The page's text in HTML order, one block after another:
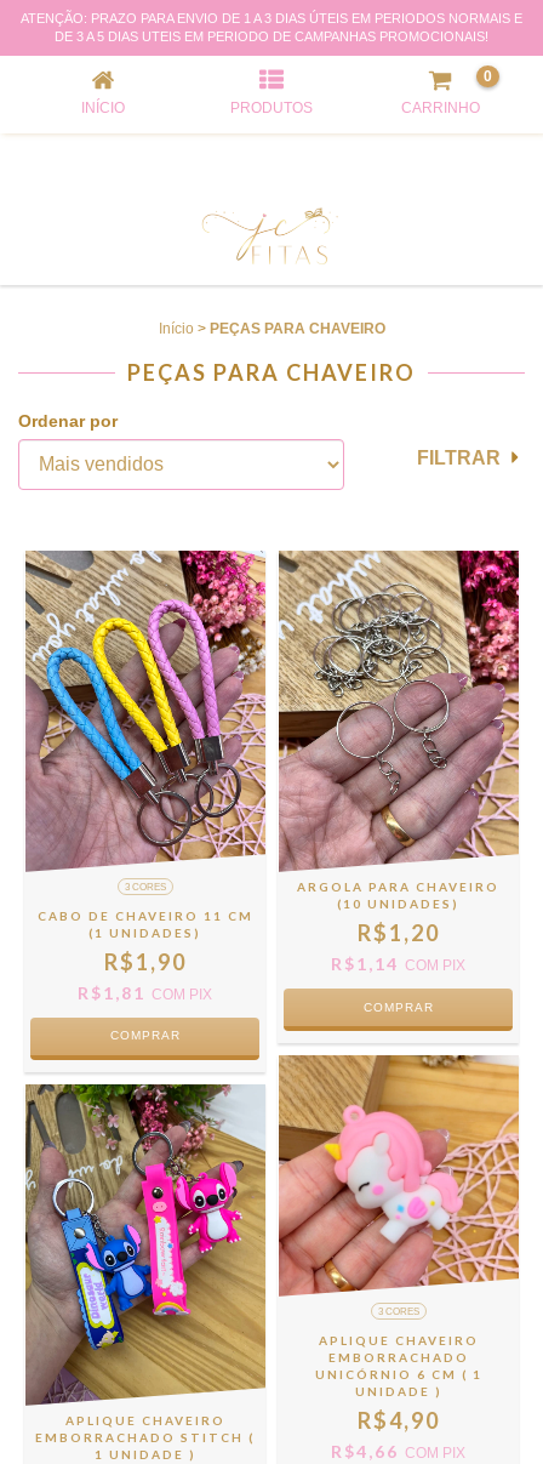
ATENÇÃO: PRAZO PARA ENVIO DE 1 A 3 DIAS ÚTEIS EM PERIODOS NORMAIS E
DE 3 A 5 DIAS UTEIS EM PERIODO DE CAMPANHAS PROMOCIONAIS!
PEÇAS PARA CHAVEIRO
INÍCIO PRODUTOS CARRINHO
0
Início > PEÇAS PARA CHAVEIRO
PEÇAS PARA CHAVEIRO
Ordenar por
FILTRAR
3 CORES
CABO DE CHAVEIRO 11 CM
(1 UNIDADES)
R$1,90
R$1,81 COM PIX
COMPRAR
ARGOLA PARA CHAVEIRO
(10 UNIDADES)
R$1,20
R$1,14 COM PIX
APLIQUE CHAVEIRO
EMBORRACHADO STITCH (
1 UNIDADE )
3 CORES
APLIQUE CHAVEIRO
EMBORRACHADO
UNICÓRNIO 6 CM ( 1
UNIDADE )
R$4,90
R$4,66 COM PIX